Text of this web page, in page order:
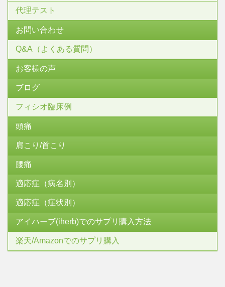
代理テスト
お問い合わせ
Q&A（よくある質問）
お客様の声
ブログ
フィシオ臨床例
頭痛
肩こり/首こり
腰痛
適応症（病名別）
適応症（症状別）
アイハーブ(iherb)でのサプリ購入方法
楽天/Amazonでのサプリ購入